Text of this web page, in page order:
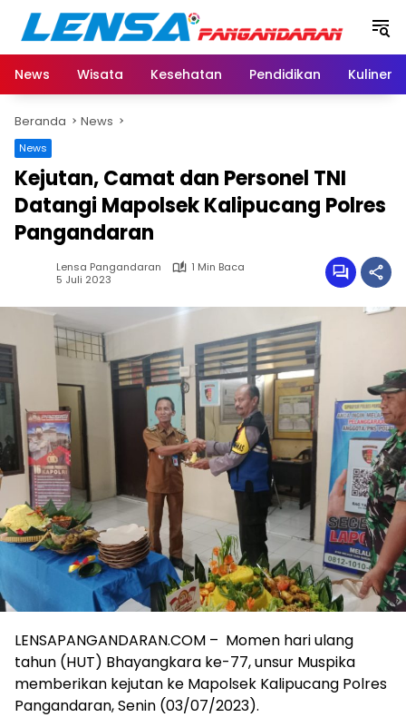
Langsung
konten
News
Wisata Kesehatan Pendidikan Kuliner
Beranda News
News
Kejutan, Camat dan Personel TNI
Datangi Mapolsek Kalipucang Polres
Pangandaran
Lensa Pangandaran
1 Min Baca
5 Juli 2023
LENSAPANGANDARAN.COM – Momen hari ulang
tahun (HUT) Bhayangkara ke-77, unsur Muspika
memberikan kejutan ke Mapolsek Kalipucang Polres
Pangandaran, Senin (03/07/2023).